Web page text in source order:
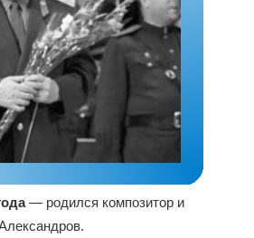
— родился композитор и